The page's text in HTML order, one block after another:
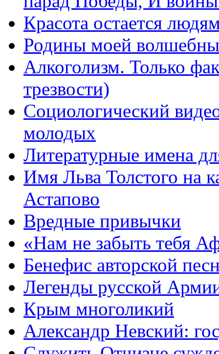
Красота остается
Родины моей
Алкоголизм. Только
трезвости)
Социологический
молодых
Литературные имена
Имя Льва Толстого на
Астапово
Вредные привычки
«Нам не забыть тебя
Бенефис авторской
Легенды русской
Крым многоликий
Александр Невский: